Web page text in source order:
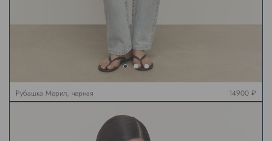
Рубашка Мерил, черная 14900 ₽